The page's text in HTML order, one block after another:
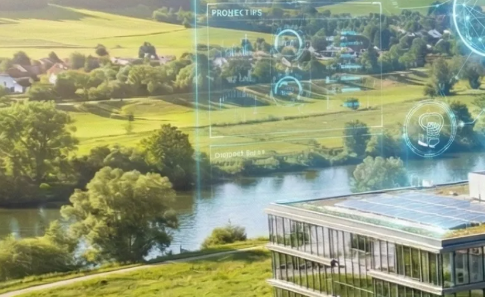
Beratung
Gründung & Entwicklung
Umstrukturierung & Sanierung
Nachfolge & Transaktionen
Bewertung & Planung
News
Fachwissen
Publikationen
Ressourcen
Truvag
Team
Karriere
Kundeninformation
Leitbild
Kontakt
Offerte anfordern